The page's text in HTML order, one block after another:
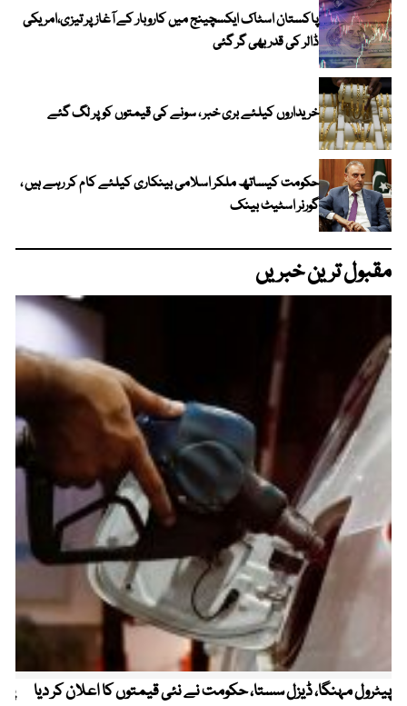
پاکستان اسٹاک ایکسچینج میں کاروبار کے آغاز پر تیزی،امریکی
ڈالر کی قدر بھی گر گئی
خریداروں کیلئے بری خبر ، سونے کی قیمتوں کو پر لگ گئے
حکومت کیساتھ ملکر اسلامی بینکاری کیلئے کام کر رہے ہیں ،
گورنر اسٹیٹ بینک
مقبول ترین خبریں
پیٹرول مہنگا، ڈیزل سستا، حکومت نے نئی قیمتوں کا اعلان کر دیا